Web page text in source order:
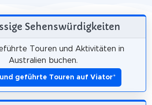
Sehenswürdigkeiten
Touren und Aktivitäten in
Australien buchen.
geführte Touren auf Viator*